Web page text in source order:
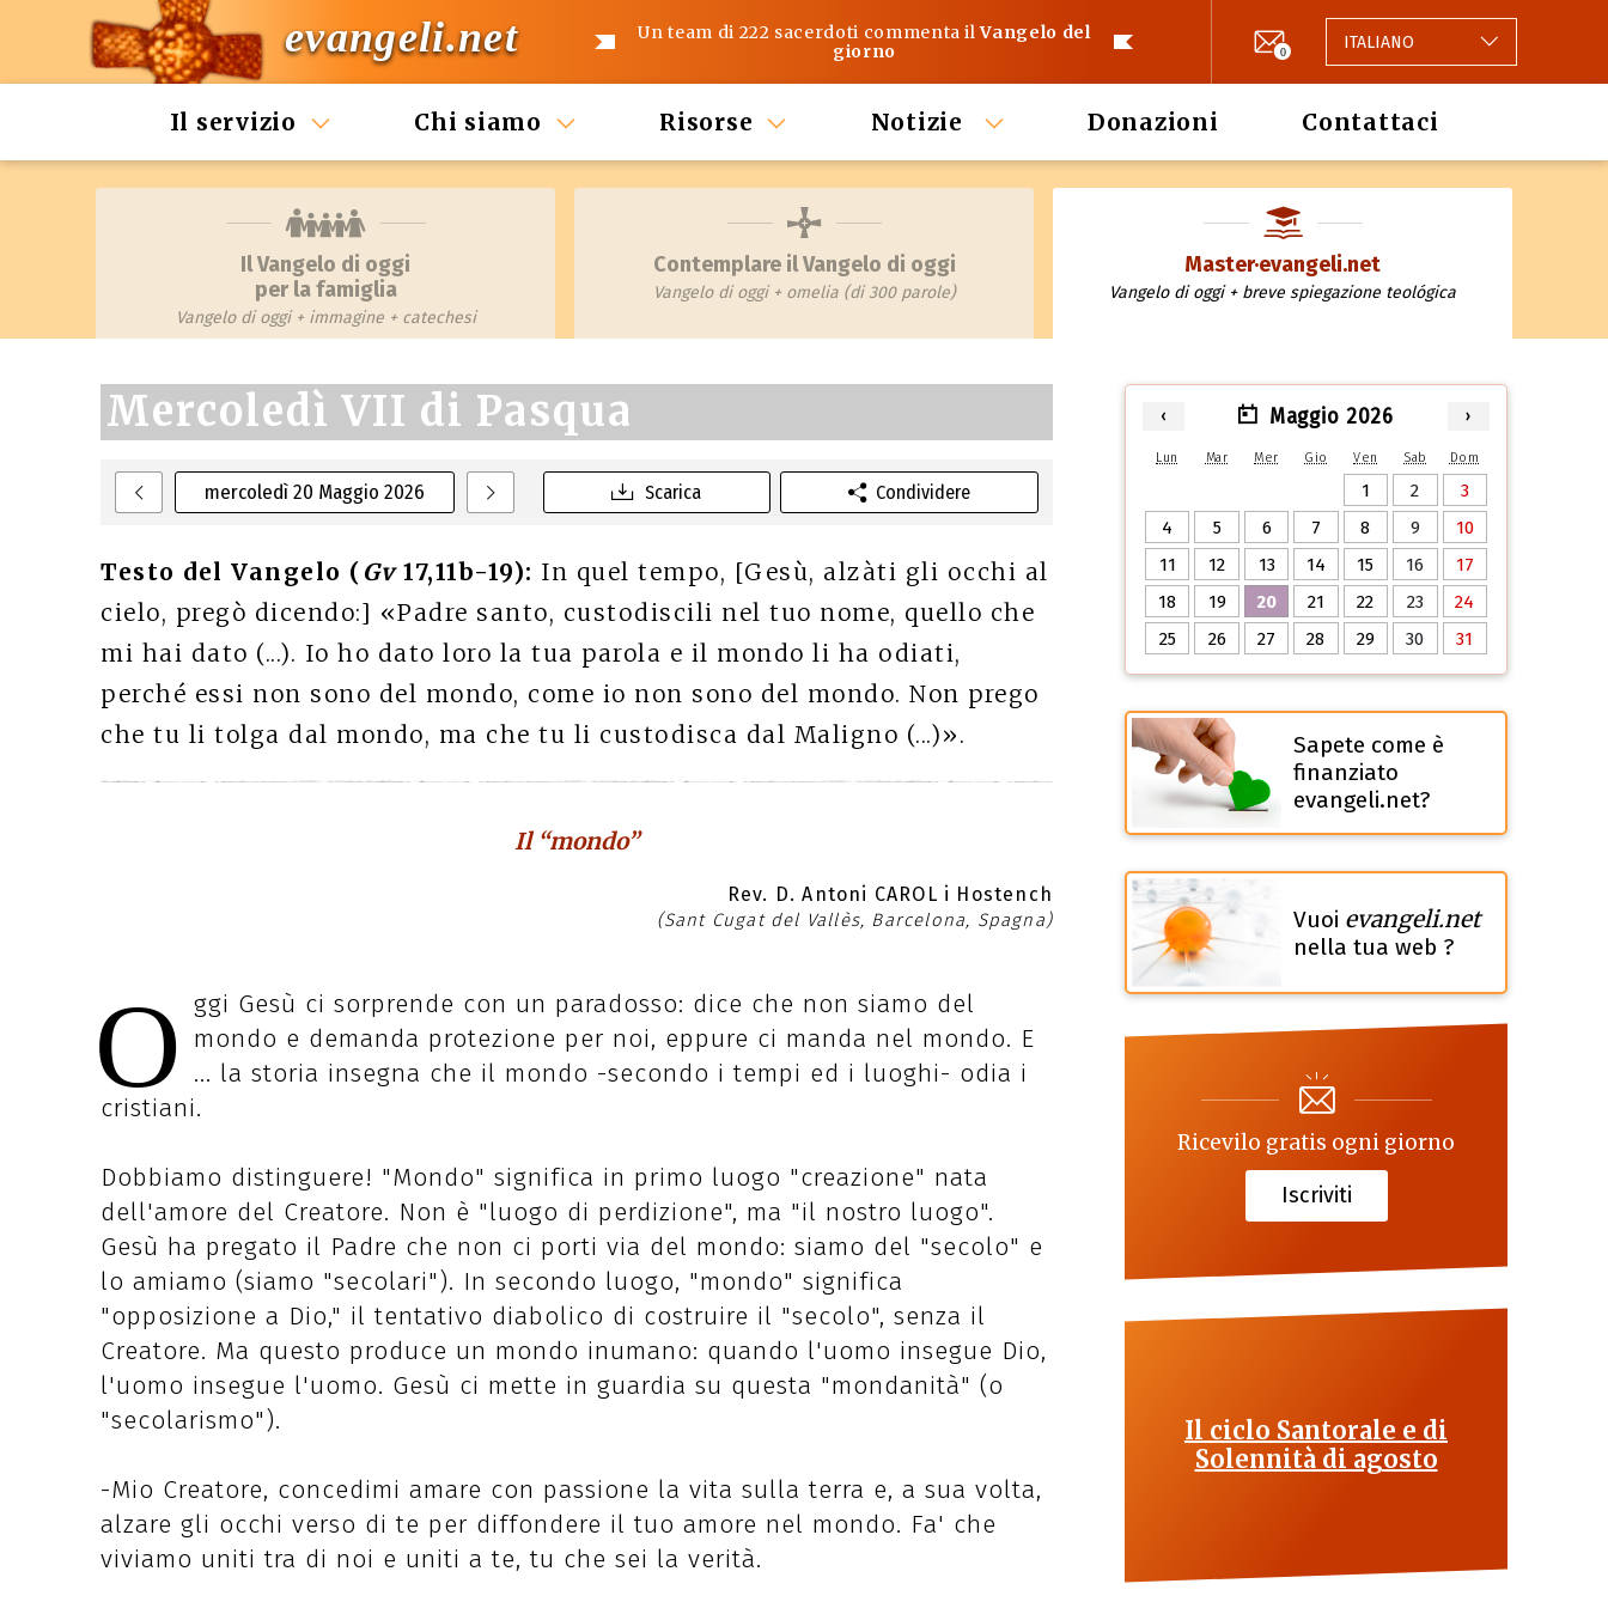
evangeli.net Un team di 222 sacerdoti commenta ilVangelo del
giorno
0 ITALIANO
Il servizio Chi siamo Risorse Notizie Donazioni Contattaci
Il Vangelo di oggi
per la famiglia
Vangelo di oggi + immagine + catechesi
Contemplare il Vangelo di oggi
Vangelo di oggi + omelia (di 300 parole)
Master·evangeli.net
Vangelo di oggi + breve spiegazione teológica
mercoledì 20 Maggio 2026
Mercoledì VII di Pasqua
Scarica Condividere
Testo del Vangelo ( Gv17,11b-19): In quel tempo, [Gesù, alzàti gli occhi al
cielo, pregò dicendo:] «Padre santo, custodiscili nel tuo nome, quello che
mi hai dato (...). Io ho dato loro la tua parola e il mondo li ha odiati,
perché essi non sono del mondo, come io non sono del mondo. Non prego
che tu li tolga dal mondo, ma che tu li custodisca dal Maligno (...)».
Il “mondo”
Rev. D. Antoni CAROL i Hostench
(Sant Cugat del Vallès, Barcelona, Spagna)
O ggi Gesù ci sorprende con un paradosso: dice che non siamo del
mondo e demanda protezione per noi, eppure ci manda nel mondo. E
... la storia insegna che il mondo -secondo i tempi ed i luoghi- odia i
cristiani.
Dobbiamo distinguere! "Mondo" significa in primo luogo "creazione" nata
dell'amore del Creatore. Non è "luogo di perdizione", ma "il nostro luogo".
Gesù ha pregato il Padre che non ci porti via del mondo: siamo del "secolo" e
lo amiamo (siamo "secolari"). In secondo luogo, "mondo" significa
"opposizione a Dio," il tentativo diabolico di costruire il "secolo", senza il
Creatore. Ma questo produce un mondo inumano: quando l'uomo insegue Dio,
l'uomo insegue l'uomo. Gesù ci mette in guardia su questa "mondanità" (o
"secolarismo").
-Mio Creatore, concedimi amare con passione la vita sulla terra e, a sua volta,
alzare gli occhi verso di te per diffondere il tuo amore nel mondo. Fa' che
viviamo uniti tra di noi e uniti a te, tu che sei la verità.
‹ Maggio 2026 ›
Lun Mar Mer Gio Ven Sab Dom
1 2
3
4
5 6 7 8 9
10
11
12 13 14 15 16
17
18
19 20 21 22 23
24
25
26 27 28 29 30 31
Sapete come è
finanziato
evangeli.net?
Vuoi evangeli.net
nella tua web ?
Ricevilo gratis ogni giorno
Iscriviti
Il ciclo Santorale e di
Solennità di agosto